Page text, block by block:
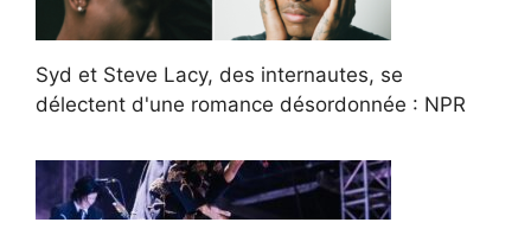
Syd et Steve Lacy, des internautes, se
délectent d'une romance désordonnée : NPR